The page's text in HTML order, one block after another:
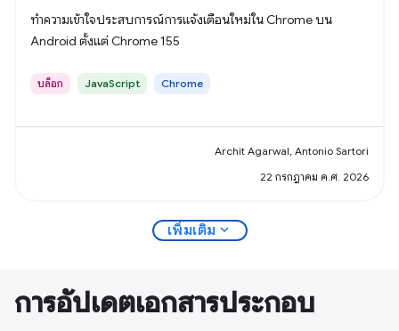
ทำความเข้าใจประสบการณ์การแจ้งเตือนใหม่ใน Chrome บน
Android ตั้งแต่ Chrome 155
บล็อก JavaScript Chrome
Archit Agarwal, Antonio Sartori
22 กรกฎาคม ค.ศ. 2026
เพิ่มเติม expand_more
การอัปเดตเอกสารประกอบ